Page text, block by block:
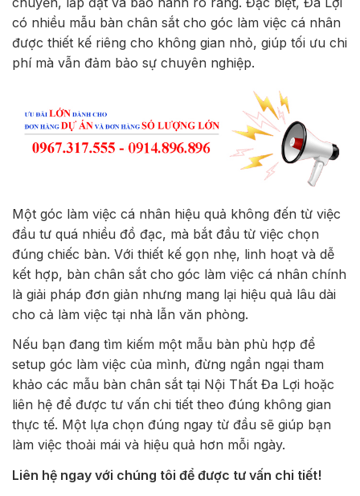
có nhiều mẫu bàn chân sắt cho góc làm việc cá nhân
được thiết kế riêng cho không gian nhỏ, giúp tối ưu chi
phí mà vẫn đảm bảo sự chuyên nghiệp.
Một góc làm việc cá nhân hiệu quả không đến từ việc
đầu tư quá nhiều đồ đạc, mà bắt đầu từ việc chọn
đúng chiếc bàn. Với thiết kế gọn nhẹ, linh hoạt và dễ
kết hợp, bàn chân sắt cho góc làm việc cá nhân chính
là giải pháp đơn giản nhưng mang lại hiệu quả lâu dài
cho cả làm việc tại nhà lẫn văn phòng.
Nếu bạn đang tìm kiếm một mẫu bàn phù hợp để
setup góc làm việc của mình, đừng ngần ngại tham
khảo các mẫu bàn chân sắt tại Nội Thất Đa Lợi hoặc
liên hệ để được tư vấn chi tiết theo đúng không gian
thực tế. Một lựa chọn đúng ngay từ đầu sẽ giúp bạn
làm việc thoải mái và hiệu quả hơn mỗi ngày.
Liên hệ ngay với chúng tôi để được tư vấn chi tiết!